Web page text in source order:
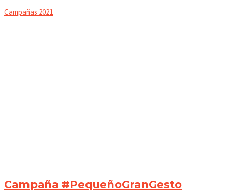
Campañas 2021
Campaña #PequeñoGranGesto